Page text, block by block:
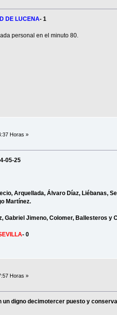
DE LUCENA- 1
personal en el minuto 80.
Horas »
05-25
Arquellada, Álvaro Díaz, Liébanas,
Martínez.
Gabriel Jimeno, Colomer, Ballesteros y
- 0
Horas »
un digno decimotercer puesto y